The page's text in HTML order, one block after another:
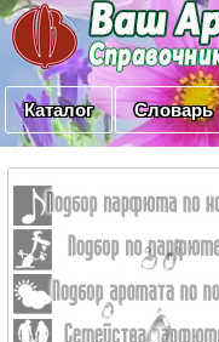
Каталог Словарь